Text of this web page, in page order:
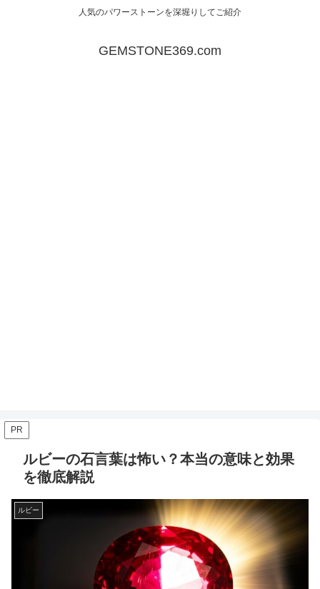
人気のパワーストーンを深堀りしてご紹介
GEMSTONE369.com
PR
ルビーの石言葉は怖い？本当の意味と効果
を徹底解説
ルビー